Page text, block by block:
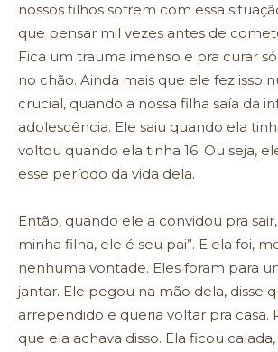
nossos filhos sofrem com essa
que pensar mil vezes antes de
Fica um trauma imenso e pra curar
no chão. Ainda mais que ele fez isso
crucial, quando a nossa filha saía da
adolescência. Ele saiu quando ela
voltou quando ela tinha 16. Ou seja,
esse período da vida dela.
Então, quando ele a convidou pra sair,
minha filha, ele é seu pai”. E ela foi,
nenhuma vontade. Eles foram para
jantar. Ele pegou na mão dela, disse
arrependido e queria voltar pra casa.
que ela achava disso. Ela ficou